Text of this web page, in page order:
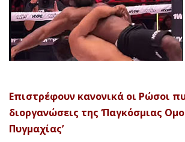
Επιστρέφουν κανονικά οι Ρώσοι
διοργανώσεις της ‘Παγκόσμιας
Πυγμαχίας’